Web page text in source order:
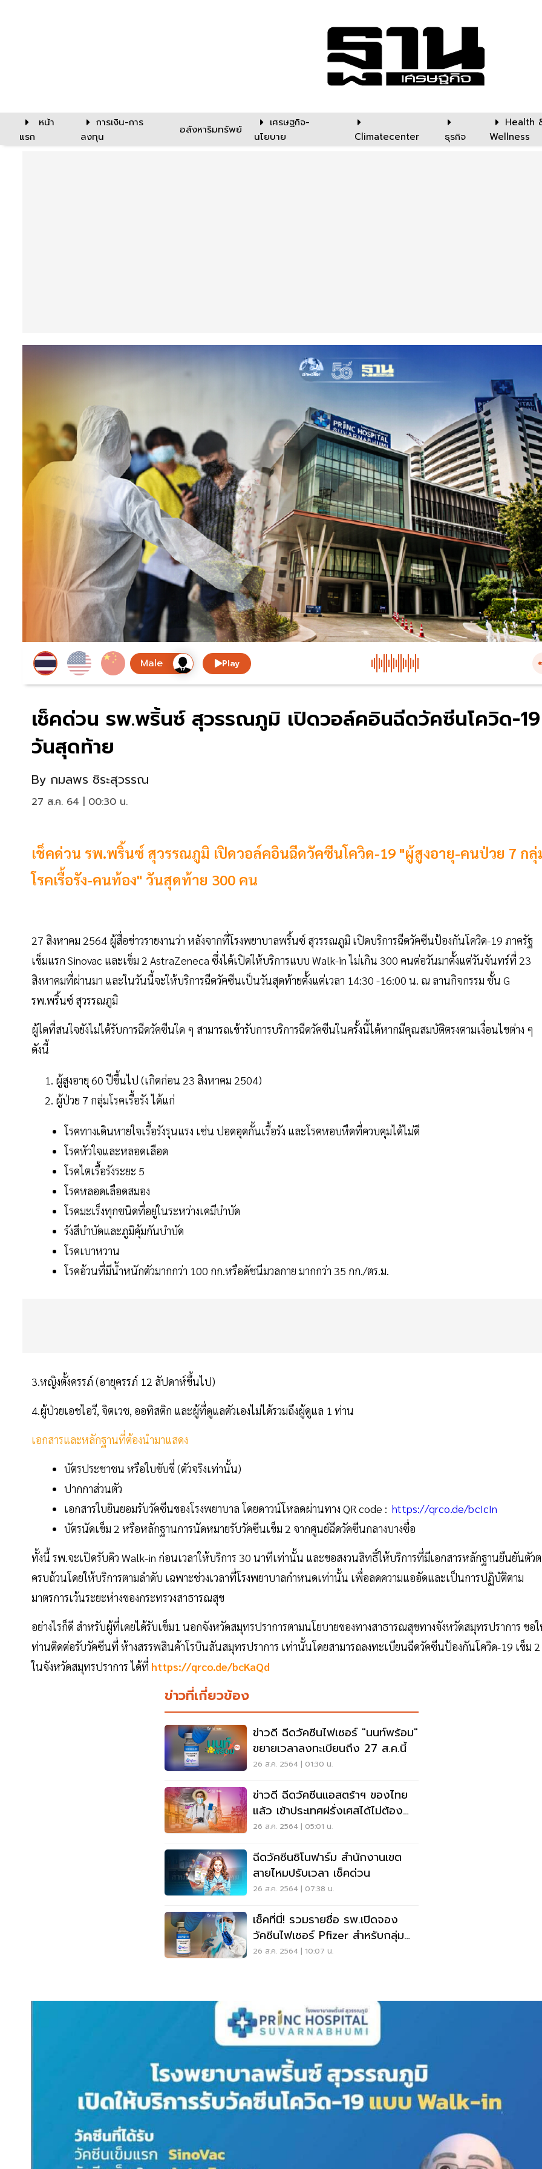
หน้า
แรก
การเงิน-การ
ลงทุน
อสังหาริมทรัพย์
เศรษฐกิจ-
นโยบาย
Climatecenter ธุรกิจ
Health
Wellness
Play
เช็คด่วน รพ.พริ้นซ์ สุวรรณภูมิ เปิดวอล์คอินฉีดวัคซีนโควิด-19
วันสุดท้าย
By กมลพร ชิระสุวรรณ
27 ส.ค. 64 | 00:30 น.
เช็คด่วน รพ.พริ้นซ์ สุวรรณภูมิ เปิดวอล์คอินฉีดวัคซีนโควิด-19 "ผู้สูงอายุ-คนป่วย 7 กลุ่
โรคเรื้อรัง-คนท้อง" วันสุดท้าย 300 คน
27 สิงหาคม 2564 ผู้สื่อข่าวรายงานว่า หลังจากที่โรงพยาบาลพริ้นซ์ สุวรรณภูมิ เปิดบริการฉีดวัคซีนป้องกันโควิด-19 ภาครัฐ
เข็มแรก Sinovac และเข็ม 2 AstraZeneca ซึ่งได้เปิดให้บริการแบบ Walk-in ไม่เกิน 300 คนต่อวันมาตั้งแต่วันจันทร์ที่ 23
สิงหาคมที่ผ่านมา และในวันนี้จะให้บริการฉีดวัคซีนเป็นวันสุดท้ายตั้งแต่เวลา 14:30 -16:00 น. ณ ลานกิจกรรม ชั้น G
รพ.พริ้นซ์ สุวรรณภูมิ
ผู้ใดที่สนใจยังไม่ได้รับการฉีดวัคซีนใด ๆ สามารถเข้ารับการบริการฉีดวัคซีนในครั้งนี้ได้หากมีคุณสมบัติตรงตามเงื่อนไขต่าง ๆ
ดังนี้
ผู้สูงอายุ 60 ปีขึ้นไป (เกิดก่อน 23 สิงหาคม 2504)
ผู้ป่วย 7 กลุ่มโรคเรื้อรัง ได้แก่
โรคทางเดินหายใจเรื้อรังรุนแรง เช่น ปอดอุดกั้นเรื้อรัง และโรคหอบหืดที่ควบคุมได้ไม่ดี
โรคหัวใจและหลอดเลือด
โรคไตเรื้อรังระยะ 5
โรคหลอดเลือดสมอง
โรคมะเร็งทุกชนิดที่อยู่ในระหว่างเคมีบำบัด
รังสีบำบัดและภูมิคุ้มกันบำบัด
โรคเบาหวาน
โรคอ้วนที่มีน้ำหนักตัวมากกว่า 100 กก.หรือดัชนีมวลกาย มากกว่า 35 กก./ตร.ม.
3.หญิงตั้งครรภ์ (อายุครรภ์ 12 สัปดาห์ขึ้นไป)
4.ผู้ป่วยเอชไอวี, จิตเวช, ออทิสติก และผู้ที่ดูแลตัวเองไม่ได้รวมถึงผู้ดูแล 1 ท่าน
เอกสารและหลักฐานที่ต้องนำมาแสดง
บัตรประชาชน หรือใบขับขี่ (ตัวจริงเท่านั้น)
ปากกาส่วนตัว
เอกสารใบยินยอมรับวัคซีนของโรงพยาบาล โดยดาวน์โหลดผ่านทาง QR code : https://qrco.de/bcIcIn
บัตรนัดเข็ม 2 หรือหลักฐานการนัดหมายรับวัคซีนเข็ม 2 จากศูนย์ฉีดวัคซีนกลางบางซื่อ
ทั้งนี้ รพ.จะเปิดรับคิว Walk-in ก่อนเวลาให้บริการ 30 นาทีเท่านั้น และขอสงวนสิทธิ์ให้บริการที่มีเอกสารหลักฐานยืนยันตัว
ครบถ้วนโดยให้บริการตามลำดับ เฉพาะช่วงเวลาที่โรงพยาบาลกำหนดเท่านั้น เพื่อลดความแออัดและเป็นการปฏิบัติตาม
มาตรการเว้นระยะห่างของกระทรวงสาธารณสุข
อย่างไรก็ดี สำหรับผู้ที่เคยได้รับเข็ม1 นอกจังหวัดสมุทรปราการตามนโยบายของทางสาธารณสุขทางจังหวัดสมุทรปราการ ขอ
ท่านติดต่อรับวัคซีนที่ ห้างสรรพสินค้าโรบินสันสมุทรปราการ เท่านั้นโดยสามารถลงทะเบียนฉีดวัคซีนป้องกันโควิด-19 เข็ม 2
ในจังหวัดสมุทรปราการ ได้ที่ https://qrco.de/bcKaQd
ข่าวที่เกี่ยวข้อง
ข่าวดี ฉีดวัคซีนไฟเซอร์ "นนท์พร้อม"
ขยายเวลาลงทะเบียนถึง 27 ส.ค.นี้
26 ส.ค. 2564 | 01:30 น.
ข่าวดี ฉีดวัคซีนแอสตร้าฯ ของไทย
แล้ว เข้าประเทศฝรั่งเศสได้ไม่ต้อง
กักตัว
26 ส.ค. 2564 | 05:01 น.
ฉีดวัคซีนซิโนฟาร์ม สำนักงานเขต
สายไหมปรับเวลา เช็คด่วน
26 ส.ค. 2564 | 07:38 น.
เช็คที่นี่! รวมรายชื่อ รพ.เปิดจอง
วัคซีนไฟเซอร์ Pfizer สำหรับกลุ่ม
เสี่ยง
26 ส.ค. 2564 | 10:07 น.